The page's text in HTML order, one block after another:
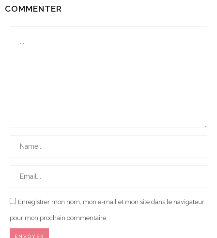
COMMENTER
Enregistrer mon nom, mon e-mail et mon site dans le navigateur
pour mon prochain commentaire.